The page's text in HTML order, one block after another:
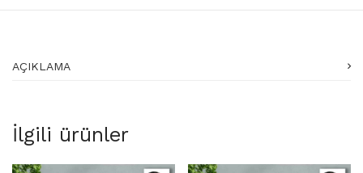
AÇIKLAMA
İlgili ürünler